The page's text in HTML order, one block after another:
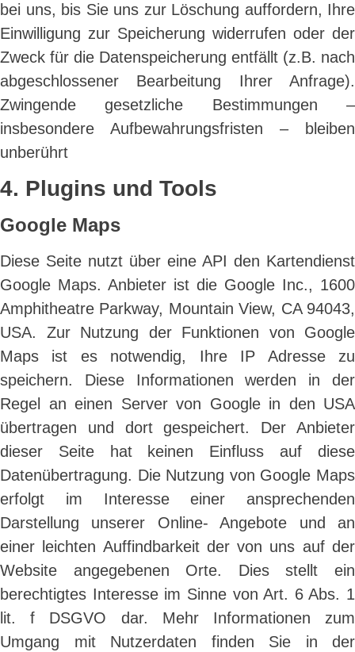
bei uns, bis Sie uns zur Löschung auffordern, Ihre
Einwilligung zur Speicherung widerrufen oder der
Zweck für die Datenspeicherung entfällt (z.B. nach
abgeschlossener Bearbeitung Ihrer Anfrage).
Zwingende gesetzliche Bestimmungen –
insbesondere Aufbewahrungsfristen – bleiben
unberührt
4. Plugins und Tools
Google Maps
Diese Seite nutzt über eine API den Kartendienst
Google Maps. Anbieter ist die Google Inc., 1600
Amphitheatre Parkway, Mountain View, CA 94043,
USA. Zur Nutzung der Funktionen von Google
Maps ist es notwendig, Ihre IP Adresse zu
speichern. Diese Informationen werden in der
Regel an einen Server von Google in den USA
übertragen und dort gespeichert. Der Anbieter
dieser Seite hat keinen Einfluss auf diese
Datenübertragung. Die Nutzung von Google Maps
erfolgt im Interesse einer ansprechenden
Darstellung unserer Online- Angebote und an
einer leichten Auffindbarkeit der von uns auf der
Website angegebenen Orte. Dies stellt ein
berechtigtes Interesse im Sinne von Art. 6 Abs. 1
lit. f DSGVO dar. Mehr Informationen zum
Umgang mit Nutzerdaten finden Sie in der